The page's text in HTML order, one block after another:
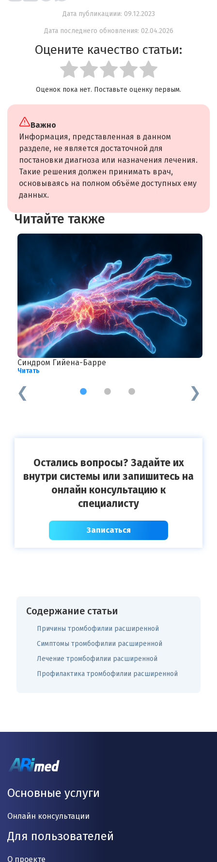
Дата публикациии: 09.12.2023
Дата последнего обновления: 02.04.2026
Оцените качество статьи:
Оценок пока нет. Поставьте оценку первым.
Важно
Информация, представленная в данном
разделе, не является достаточной для
постановки диагноза или назначения лечения.
Такие решения должен принимать врач,
основываясь на полном объёме доступных ему
данных.
Читайте также
Синдром Гийена-Барре
Читать
1 2 3
Остались вопросы? Задайте их
внутри системы или запишитесь на
онлайн консультацию к
специалисту
Записаться
Содержание статьи
Причины тромбофилии расширенной
Симптомы тромбофилии расширенной
Лечение тромбофилии расширенной
Профилактика тромбофилии расширенной
Основные услуги
Онлайн консультации
Для пользователей
О проекте